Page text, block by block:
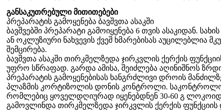
განსაკუთრებული მითითებები
პრეპარატის გამოყენება ბავშვთა ასაკში
ბავშვებში პრეპარატი გამოიყენება 6 თვის ასაკიდან.
ან ოკლუზიური ნახვევის ქვეშ ხმარებისას აუცილებლია
შემცირება.
ბავშვთა ასაკში თირკმელზედა ჯირკვლის ქერქის
უფრო სწრაფად. გარდა ამისა, შეიძლება აღინიშნოს
პრეპარატის გამოყენებისას ხანგრძლივი დროის
პლაზმის კორტიზოლის დონის კონტროლი. საკონტროლო
რომლებიც ყოველდღიურად იყენებდნენ 30-60 გ
გამოვლინდა თირკმელზედა ჯირკვლის ქერქის ფუნქციის